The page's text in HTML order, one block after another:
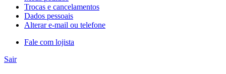
Trocas e cancelamentos
Dados pessoais
Alterar e-mail ou telefone
Fale com lojista
Sair